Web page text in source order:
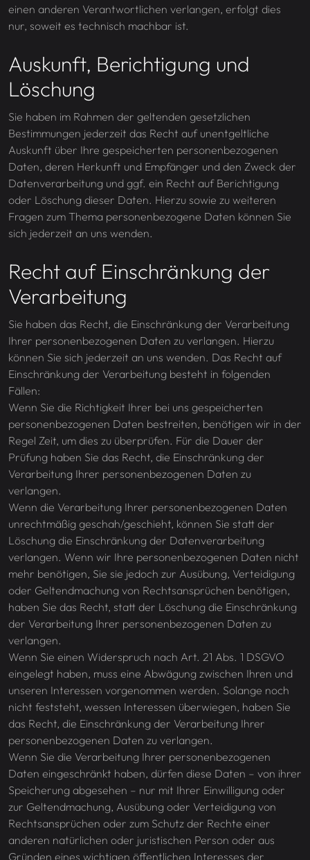
einen anderen Verantwortlichen verlangen, erfolgt dies
nur, soweit es technisch machbar ist.
Auskunft, Berichtigung und
Löschung
Sie haben im Rahmen der geltenden gesetzlichen
Bestimmungen jederzeit das Recht auf unentgeltliche
Auskunft über Ihre gespeicherten personenbezogenen
Daten, deren Herkunft und Empfänger und den Zweck der
Datenverarbeitung und ggf. ein Recht auf Berichtigung
oder Löschung dieser Daten. Hierzu sowie zu weiteren
Fragen zum Thema personenbezogene Daten können Sie
sich jederzeit an uns wenden.
Recht auf Einschränkung der
Verarbeitung
Sie haben das Recht, die Einschränkung der Verarbeitung
Ihrer personenbezogenen Daten zu verlangen. Hierzu
können Sie sich jederzeit an uns wenden. Das Recht auf
Einschränkung der Verarbeitung besteht in folgenden
Fällen:
Wenn Sie die Richtigkeit Ihrer bei uns gespeicherten
personenbezogenen Daten bestreiten, benötigen wir in der
Regel Zeit, um dies zu überprüfen. Für die Dauer der
Prüfung haben Sie das Recht, die Einschränkung der
Verarbeitung Ihrer personenbezogenen Daten zu
verlangen.
Wenn die Verarbeitung Ihrer personenbezogenen Daten
unrechtmäßig geschah/geschieht, können Sie statt der
Löschung die Einschränkung der Datenverarbeitung
verlangen. Wenn wir Ihre personenbezogenen Daten nicht
mehr benötigen, Sie sie jedoch zur Ausübung, Verteidigung
oder Geltendmachung von Rechtsansprüchen benötigen,
haben Sie das Recht, statt der Löschung die Einschränkung
der Verarbeitung Ihrer personenbezogenen Daten zu
verlangen.
Wenn Sie einen Widerspruch nach Art. 21 Abs. 1 DSGVO
eingelegt haben, muss eine Abwägung zwischen Ihren und
unseren Interessen vorgenommen werden. Solange noch
nicht feststeht, wessen Interessen überwiegen, haben Sie
das Recht, die Einschränkung der Verarbeitung Ihrer
personenbezogenen Daten zu verlangen.
Wenn Sie die Verarbeitung Ihrer personenbezogenen
Daten eingeschränkt haben, dürfen diese Daten – von ihrer
Speicherung abgesehen – nur mit Ihrer Einwilligung oder
zur Geltendmachung, Ausübung oder Verteidigung von
Rechtsansprüchen oder zum Schutz der Rechte einer
anderen natürlichen oder juristischen Person oder aus
Gründen eines wichtigen öffentlichen Interesses der